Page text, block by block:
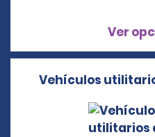
Ver
Vehículos